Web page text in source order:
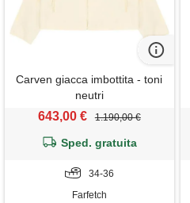
Carven giacca imbottita - toni
neutri
643,00 € 1.190,00 €
Sped. gratuita
34-36
Farfetch